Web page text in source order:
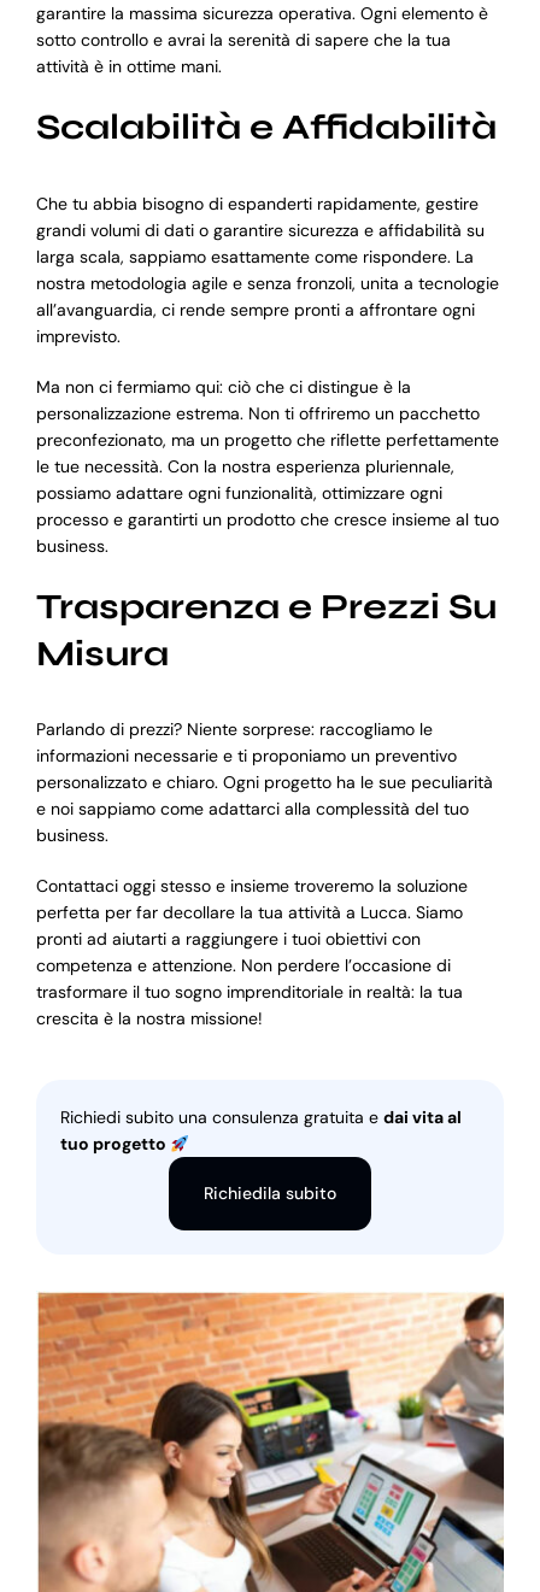
garantire la massima sicurezza operativa. Ogni elemento è
sotto controllo e avrai la serenità di sapere che la tua
attività è in ottime mani.
Scalabilità e Affidabilità
Che tu abbia bisogno di espanderti rapidamente, gestire
grandi volumi di dati o garantire sicurezza e affidabilità su
larga scala, sappiamo esattamente come rispondere. La
nostra metodologia agile e senza fronzoli, unita a tecnologie
all’avanguardia, ci rende sempre pronti a affrontare ogni
imprevisto.
Ma non ci fermiamo qui: ciò che ci distingue è la
personalizzazione estrema. Non ti offriremo un pacchetto
preconfezionato, ma un progetto che riflette perfettamente
le tue necessità. Con la nostra esperienza pluriennale,
possiamo adattare ogni funzionalità, ottimizzare ogni
processo e garantirti un prodotto che cresce insieme al tuo
business.
Trasparenza e Prezzi Su
Misura
Parlando di prezzi? Niente sorprese: raccogliamo le
informazioni necessarie e ti proponiamo un preventivo
personalizzato e chiaro. Ogni progetto ha le sue peculiarità
e noi sappiamo come adattarci alla complessità del tuo
business.
Contattaci oggi stesso e insieme troveremo la soluzione
perfetta per far decollare la tua attività a Lucca. Siamo
pronti ad aiutarti a raggiungere i tuoi obiettivi con
competenza e attenzione. Non perdere l’occasione di
trasformare il tuo sogno imprenditoriale in realtà: la tua
crescita è la nostra missione!
Richiedi subito una consulenza gratuita e dai vita al
tuo progetto
Richiedila subito